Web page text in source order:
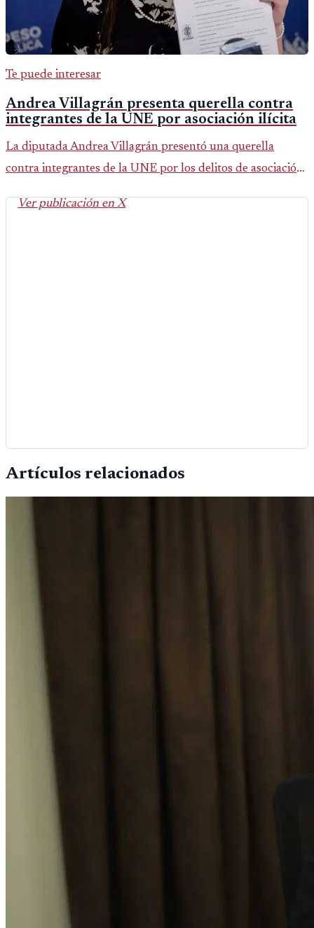
Te puede interesar
Andrea Villagrán presenta querella contra
integrantes de la UNE por asociación ilícita
La diputada Andrea Villagrán presentó una querella
contra integrantes de la UNE por los delitos de asociación
Ver publicación en X
Artículos relacionados